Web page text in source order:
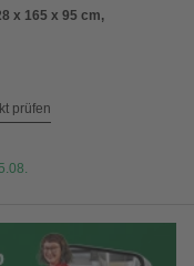
x 165 x 95 cm,
prüfen